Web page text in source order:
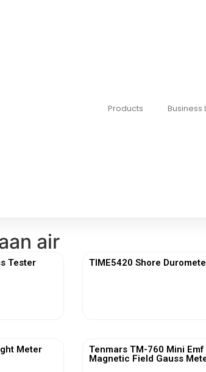
Products Business
air
Tester TIME5420 Shore
Meter
Tenmars TM-760 Mini
Magnetic Field Gauss